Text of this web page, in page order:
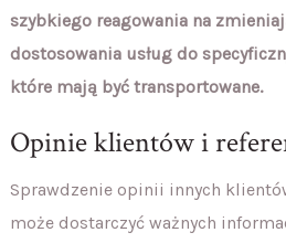
szybkiego reagowania na
dostosowania usług do
które mają być transportowane.
Opinie klientów i
Sprawdzenie opinii innych
może dostarczyć ważnych